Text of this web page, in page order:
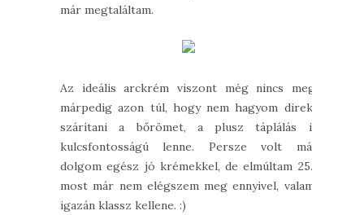
már megtaláltam.
Az ideális arckrém viszont még nincs meg,
márpedig azon túl, hogy nem hagyom direkt
szárítani a bőrömet, a plusz táplálás is
kulcsfontosságú lenne. Persze volt már
dolgom egész jó krémekkel, de elmúltam 25...
most már nem elégszem meg ennyivel, valami
igazán klassz kellene. :)